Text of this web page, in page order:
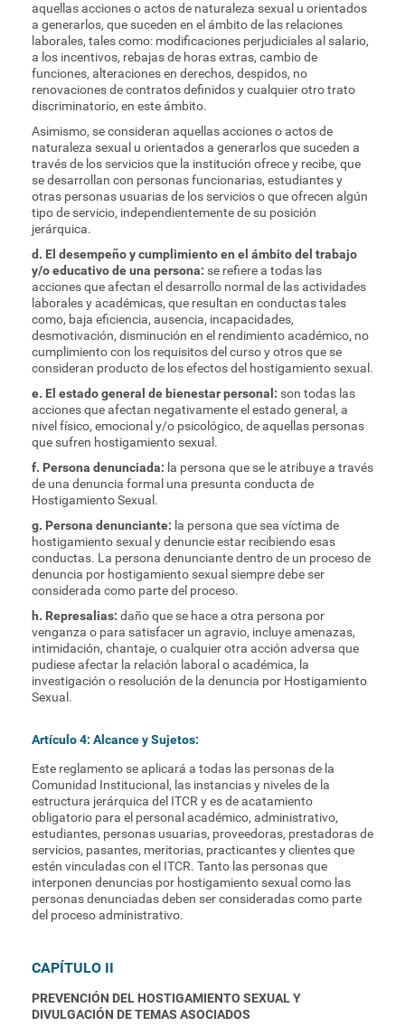
aquellas acciones o actos de naturaleza sexual u orientados
a generarlos, que suceden en el ámbito de las relaciones
laborales, tales como: modificaciones perjudiciales al salario,
a los incentivos, rebajas de horas extras, cambio de
funciones, alteraciones en derechos, despidos, no
renovaciones de contratos definidos y cualquier otro trato
discriminatorio, en este ámbito.
Asimismo, se consideran aquellas acciones o actos de
naturaleza sexual u orientados a generarlos que suceden a
través de los servicios que la institución ofrece y recibe, que
se desarrollan con personas funcionarias, estudiantes y
otras personas usuarias de los servicios o que ofrecen algún
tipo de servicio, independientemente de su posición
jerárquica.
d. El desempeño y cumplimiento en el ámbito del trabajo
y/o educativo de una persona: se refiere a todas las
acciones que afectan el desarrollo normal de las actividades
laborales y académicas, que resultan en conductas tales
como, baja eficiencia, ausencia, incapacidades,
desmotivación, disminución en el rendimiento académico, no
cumplimiento con los requisitos del curso y otros que se
consideran producto de los efectos del hostigamiento sexual.
e. El estado general de bienestar personal: son todas las
acciones que afectan negativamente el estado general, a
nivel físico, emocional y/o psicológico, de aquellas personas
que sufren hostigamiento sexual.
f. Persona denunciada: la persona que se le atribuye a través
de una denuncia formal una presunta conducta de
Hostigamiento Sexual.
g. Persona denunciante: la persona que sea víctima de
hostigamiento sexual y denuncie estar recibiendo esas
conductas. La persona denunciante dentro de un proceso de
denuncia por hostigamiento sexual siempre debe ser
considerada como parte del proceso.
h. Represalias: daño que se hace a otra persona por
venganza o para satisfacer un agravio, incluye amenazas,
intimidación, chantaje, o cualquier otra acción adversa que
pudiese afectar la relación laboral o académica, la
investigación o resolución de la denuncia por Hostigamiento
Sexual.
Artículo 4: Alcance y Sujetos:
Este reglamento se aplicará a todas las personas de la
Comunidad Institucional, las instancias y niveles de la
estructura jerárquica del ITCR y es de acatamiento
obligatorio para el personal académico, administrativo,
estudiantes, personas usuarias, proveedoras, prestadoras de
servicios, pasantes, meritorias, practicantes y clientes que
estén vinculadas con el ITCR. Tanto las personas que
interponen denuncias por hostigamiento sexual como las
personas denunciadas deben ser consideradas como parte
del proceso administrativo.
CAPÍTULO II
PREVENCIÓN DEL HOSTIGAMIENTO SEXUAL Y
DIVULGACIÓN DE TEMAS ASOCIADOS